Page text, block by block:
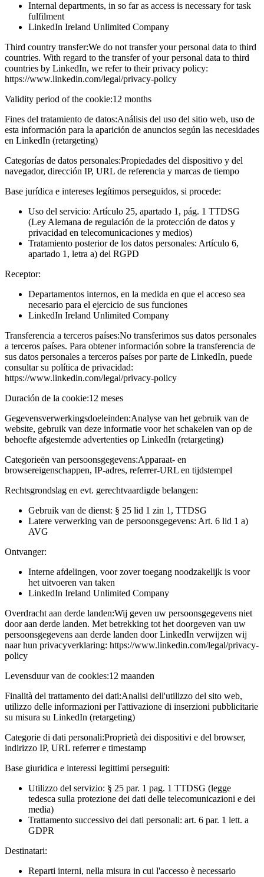
Internal departments, in so far as access is necessary for task
fulfilment
LinkedIn Ireland Unlimited Company
Third country transfer:We do not transfer your personal data to third
countries. With regard to the transfer of your personal data to third
countries by LinkedIn, we refer to their privacy policy:
https://www.linkedin.com/legal/privacy-policy
Validity period of the cookie:12 months
Fines del tratamiento de datos:Análisis del uso del sitio web, uso de
esta información para la aparición de anuncios según las necesidades
en LinkedIn (retargeting)
Categorías de datos personales:Propiedades del dispositivo y del
navegador, dirección IP, URL de referencia y marcas de tiempo
Base jurídica e intereses legítimos perseguidos, si procede:
Uso del servicio: Artículo 25, apartado 1, pág. 1 TTDSG
(Ley Alemana de regulación de la protección de datos y
privacidad en telecomunicaciones y medios)
Tratamiento posterior de los datos personales: Artículo 6,
apartado 1, letra a) del RGPD
Receptor:
Departamentos internos, en la medida en que el acceso sea
necesario para el ejercicio de sus funciones
LinkedIn Ireland Unlimited Company
Transferencia a terceros países:No transferimos sus datos personales
a terceros países. Para obtener información sobre la transferencia de
sus datos personales a terceros países por parte de LinkedIn, puede
consultar su política de privacidad:
https://www.linkedin.com/legal/privacy-policy
Duración de la cookie:12 meses
Gegevensverwerkingsdoeleinden:Analyse van het gebruik van de
website, gebruik van deze informatie voor het schakelen van op de
behoefte afgestemde advertenties op LinkedIn (retargeting)
Categorieën van persoonsgegevens:Apparaat- en
browsereigenschappen, IP-adres, referrer-URL en tijdstempel
Rechtsgrondslag en evt. gerechtvaardigde belangen:
Gebruik van de dienst: § 25 lid 1 zin 1, TTDSG
Latere verwerking van de persoonsgegevens: Art. 6 lid 1 a)
AVG
Ontvanger:
Interne afdelingen, voor zover toegang noodzakelijk is voor
het uitvoeren van taken
LinkedIn Ireland Unlimited Company
Overdracht aan derde landen:Wij geven uw persoonsgegevens niet
door aan derde landen. Met betrekking tot het doorgeven van uw
persoonsgegevens aan derde landen door LinkedIn verwijzen wij
naar hun privacyverklaring: https://www.linkedin.com/legal/privacy-
policy
Levensduur van de cookies:12 maanden
Finalità del trattamento dei dati:Analisi dell'utilizzo del sito web,
utilizzo delle informazioni per l'attivazione di inserzioni pubblicitarie
su misura su LinkedIn (retargeting)
Categorie di dati personali:Proprietà dei dispositivi e del browser,
indirizzo IP, URL referrer e timestamp
Base giuridica e interessi legittimi perseguiti:
Utilizzo del servizio: § 25 par. 1 pag. 1 TTDSG (legge
tedesca sulla protezione dei dati delle telecomunicazioni e dei
media)
Trattamento successivo dei dati personali: art. 6 par. 1 lett. a
GDPR
Destinatari:
Reparti interni, nella misura in cui l'accesso è necessario